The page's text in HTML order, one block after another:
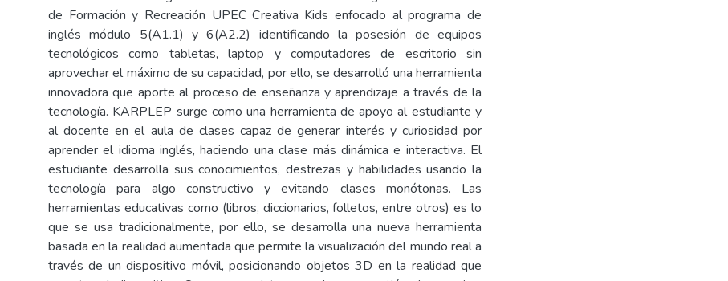
de Formación y Recreación UPEC Creativa Kids enfocado al programa de
inglés módulo 5(A1.1) y 6(A2.2) identificando la posesión de equipos
tecnológicos como tabletas, laptop y computadores de escritorio sin
aprovechar el máximo de su capacidad, por ello, se desarrolló una herramienta
innovadora que aporte al proceso de enseñanza y aprendizaje a través de la
tecnología. KARPLEP surge como una herramienta de apoyo al estudiante y
al docente en el aula de clases capaz de generar interés y curiosidad por
aprender el idioma inglés, haciendo una clase más dinámica e interactiva. El
estudiante desarrolla sus conocimientos, destrezas y habilidades usando la
tecnología para algo constructivo y evitando clases monótonas. Las
herramientas educativas como (libros, diccionarios, folletos, entre otros) es lo
que se usa tradicionalmente, por ello, se desarrolla una nueva herramienta
basada en la realidad aumentada que permite la visualización del mundo real a
través de un dispositivo móvil, posicionando objetos 3D en la realidad que